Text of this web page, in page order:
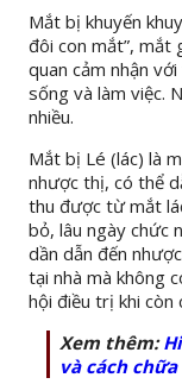
Mắt bị khuyến
đôi con mắt”, mắt
quan cảm nhận
sống và làm việc.
nhiều.
Mắt bị Lé (lác) là
nhược thị, có thể
thu được từ mắt
bỏ, lâu ngày chức
dần dẫn đến
tại nhà mà không
hội điều trị khi còn
Xem thêm:
và cách